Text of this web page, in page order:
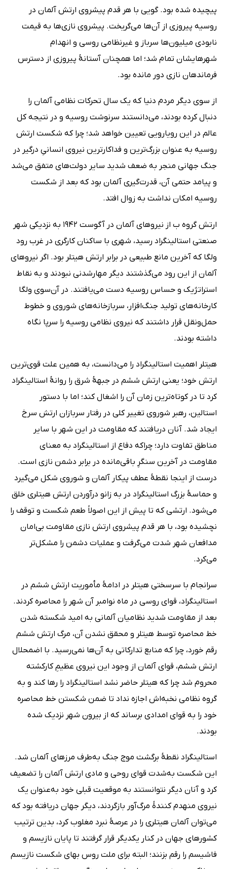
پیچیده‌ شده بود. گویی با هر قدم پیشروی ارتش آلمان در
روسیه پیروزی از آن‌ها می‌گریخت. پیشروی‌ نازی‌ها به قیمت
نابودی میلیون‌ها سرباز و غیرنظامی روسی و انهدام
شهرهایشان تمام شد؛ اما همچنان آستانۀ پیروزی از دسترس
فرماندهان نازی دور مانده بود.
از سوی دیگر مردم دنیا که یک سال تحرکات نظامی آلمان را
دنبال کرده بودند، می‌دانستند سرنوشت روسیه و در نتیجه کل
عالم در این رویارویی تعیین خواهد شد؛ چرا که شکست ارتش
روسیه به عنوان بزرگ‌ترین و فداکارترین نیروی انسانیِ درگیر در
جنگ جهانی منجر به ضعف شدید سایر دولت‌های متفق می‌شد
و پیامد حتمی آن، قدرت‌گیری آلمان بود که بعد از شکست
روسیه امکان نداشت به زوال افتد.
ارتش‌ گروه ب از نیروهای آلمان در آگوست 1942 به نزدیکی شهر
صنعتی استالینگراد رسید، شهری با ساکنان کارگری در غرب رود
ولگا که آخرین مانع طبیعی در برابر ارتش هیتلر بود. اگر نیروهای
آلمان از این رود می‌گذشتند دیگر مهارشدنی نبودند و به نقاط
استراتژیک و حساس روسیه دست می‌یافتند. در آن‌سوی ولگا
کارخانه‌های تولید جنگ‌افزار، سربازخانه‌های شوروی و خطوط
حمل‌ونقل قرار داشتند که نیروی نظامی روسیه را سرپا نگاه
داشته بودند.
هیتلر اهمیت استالینگراد را می‌دانست، به همین علت قوی‌ترین
ارتش خود؛ یعنی ارتش ششم در جبهۀ شرق را روانۀ استالینگراد
کرد تا در کوتاه‌ترین زمان آن‌ را اشغال کند؛ اما با دستور
استالین، رهبر شوروی تغییر کلی در رفتار سربازان ارتش سرخ
ایجاد شد. آنان دریافتند که مقاومت در این شهر با سایر
مناطق تفاوت دارد؛ چراکه دفاع از استالینگراد به معنای
مقاومت در آخرین سنگرِ باقی‌مانده در برابر دشمن نازی است.
درست از اینجا نقطۀ عطف پیکار آلمان و شوروی شکل می‌گیرد
و حماسۀ بزرگ استالینگراد در به زانو درآوردن ارتش هیتلری خلق
می‌شود. ارتشی که تا پیش ‌از این اصولاً طعم شکست و توقف را
نچشیده بود، با هر قدم پیشروی ارتش نازی مقاومت بی‌امان
مدافعان شهر شدت می‌گرفت و عملیات دشمن را مشکل‌تر
می‌کرد.
سرانجام با سرسختی هیتلر در ادامۀ مأموریت ارتش ششم در
استالینگراد، قوای روسی در ماه نوامبر آن شهر را محاصره کردند.
بعد از مقاومت شدید نظامیان آلمانی به امید شکسته شدن
خط محاصره توسط هیتلر و محقق نشدن آن، مرگ ارتش ششم
رقم خورد، چرا که منابع تدارکاتی به آن‌ها نمی‌رسید. با اضمحلال
ارتش ششم، قوای آلمان از وجود این نیروی عظیمِ کارکشته
محروم شد چرا که هیتلر حاضر نشد استالینگراد را رها کند و به
گروه نظامی نخبه‌اش اجازه نداد تا ضمن شکستن خط محاصره
خود را به قوای امدادی برساند که از بیرون شهر نزدیک شده
بودند.
استالینگراد نقطۀ برگشت موج جنگ به‌طرف مرزهای آلمان شد.
این شکست به‌شدت قوای روحی و مادی ارتش آلمان را تضعیف
کرد و آنان دیگر نتوانستند به موقعیت قبلی خود به‌عنوان یک
نیروی منهدم کنندۀ مرگ‌آور بازگردند، دیگر جهان دریافته بود که
می‌توان آلمان هیتلری را در عرصۀ نبرد مغلوب کرد، بدین ترتیب
کشورهای جهان در کنار یکدیگر قرار گرفتند تا پایان نازیسم و
فاشیسم را رقم بزنند؛ البته برای ملت روس بهای شکست نازیسم